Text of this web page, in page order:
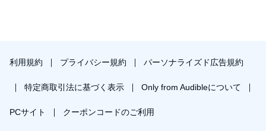
利用規約 プライバシー規約 パーソナライズド広告規約
特定商取引法に基づく表示 Only from Audibleについて
PCサイト クーポンコードのご利用